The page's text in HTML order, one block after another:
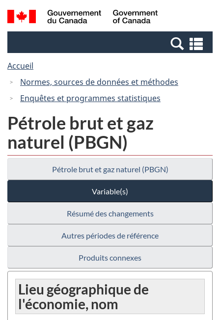
Passer
au
Passer
à
Canada
Recherche
et
et
Accueil
Normes, sources de données et méthodes
Enquêtes et programmes statistiques
Pétrole brut et gaz
naturel (PBGN)
Pétrole brut et gaz naturel (PBGN)
Variable(s)
Résumé des changements
Autres périodes de référence
Produits connexes
Lieu géographique de
l'économie, nom